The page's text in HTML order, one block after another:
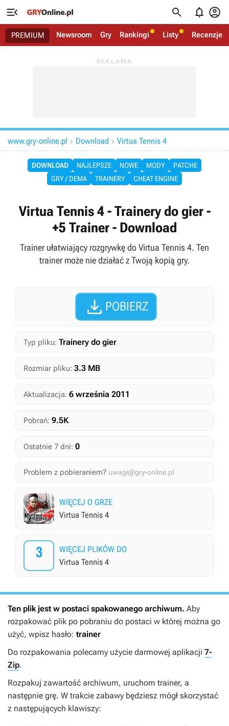
   
PREMIUM Newsroom Gry Rankingi Listy Recenzje
www.gry-online.pl  Download  Virtua Tennis 4
DOWNLOAD NAJLEPSZE NOWE MODY
PATCHE
GRY / DEMA
TRAINERY CHEAT ENGINE
Virtua Tennis 4 - Trainery do gier -
+5 Trainer - Download
Trainer ułatwiający rozgrywkę do Virtua Tennis 4. Ten
trainer może nie działać z Twoją kopią gry.
 POBIERZ
Typ pliku: Trainery do gier
Rozmiar pliku: 3.3 MB
Aktualizacja: 6 września 2011
Pobrań: 9.5K
Ostatnie 7 dni: 0
Problem z pobieraniem? uwagi@gry-online.pl
WIĘCEJ O GRZE
Virtua Tennis 4
3
WIĘCEJ PLIKÓW DO
Virtua Tennis 4
Ten plik jest w postaci spakowanego archiwum. Aby
rozpakować plik po pobraniu do postaci w której można go
użyć, wpisz hasło: trainer
Do rozpakowania polecamy użycie darmowej aplikacji 7-
Zip.
Rozpakuj zawartość archiwum, uruchom trainer, a
następnie grę. W trakcie zabawy będziesz mógł skorzystać
z następujących klawiszy: